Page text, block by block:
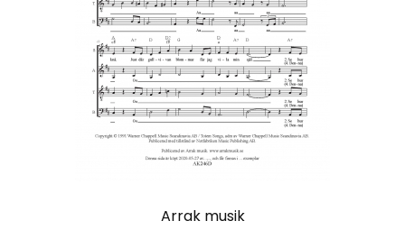
Arrak musik